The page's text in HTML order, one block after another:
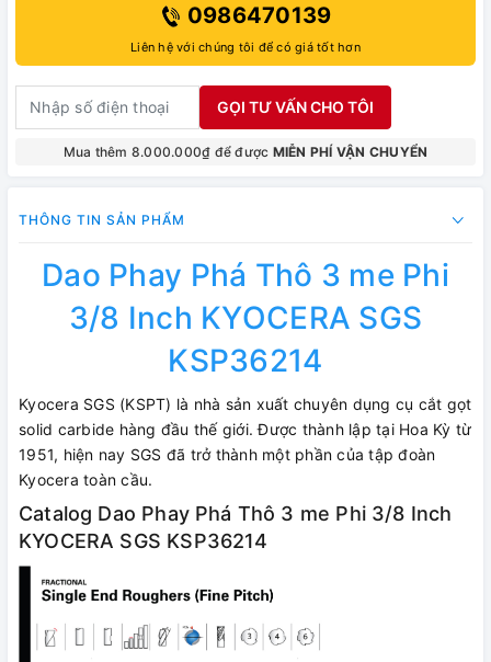
0986470139
Liên hệ với chúng tôi để có giá tốt hơn
GỌI TƯ VẤN CHO TÔI
Mua thêm 8.000.000₫ để được MIỄN PHÍ VẬN CHUYỂN
THÔNG TIN SẢN PHẨM
Dao Phay Phá Thô 3 me Phi
3/8 Inch KYOCERA SGS
KSP36214
Kyocera SGS (KSPT) là nhà sản xuất chuyên dụng cụ cắt gọt
solid carbide hàng đầu thế giới. Được thành lập tại Hoa Kỳ từ
1951, hiện nay SGS đã trở thành một phần của tập đoàn
Kyocera toàn cầu.
Catalog Dao Phay Phá Thô 3 me Phi 3/8 Inch
KYOCERA SGS KSP36214